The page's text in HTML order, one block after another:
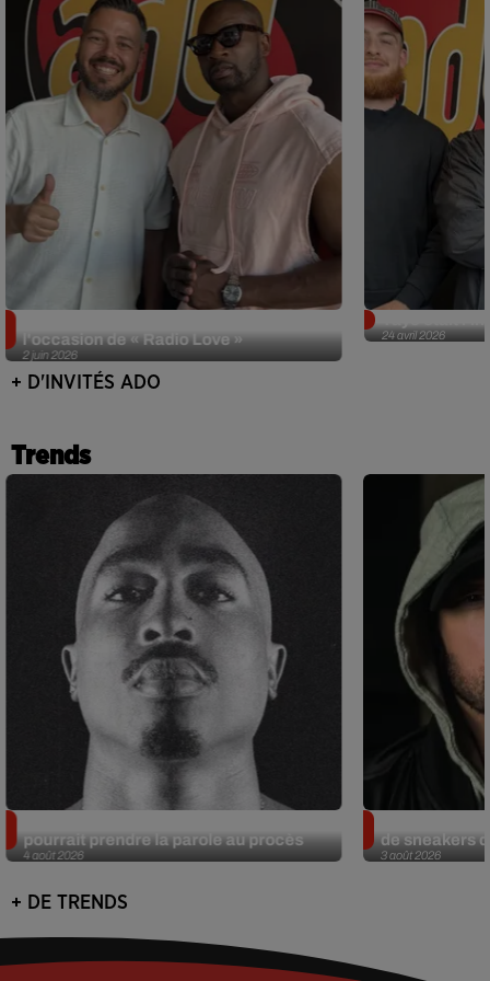
2 juin 2026
l'occasion de « Radio Love »
24 avril 2026
+ D'INVITÉS ADO
Trends
4 août 2026
pourrait prendre la parole au procès
3 août 2026
de sneakers
+ DE TRENDS